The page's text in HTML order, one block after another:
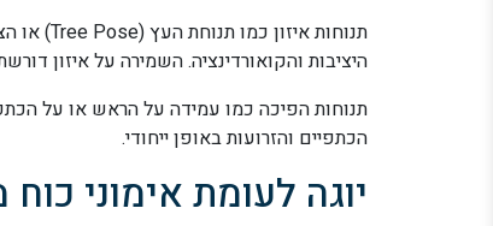
היציבות והקואורדינציה. השמירה על איזון
תנוחות הפיכה כמו עמידה על הראש או על
הכתפיים והזרועות באופן ייחודי.
יוגה לעומת אימוני